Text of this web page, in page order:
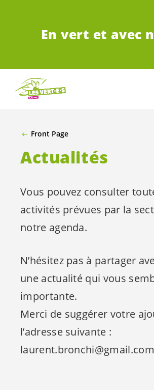
En vert et avec
Front Page
Actualités
Vous pouvez consulter
activités prévues par la
notre agenda.
N’hésitez pas à partager
une actualité qui vous
importante.
Merci de suggérer votre
l’adresse suivante :
laurent.bronchi@gmail.com